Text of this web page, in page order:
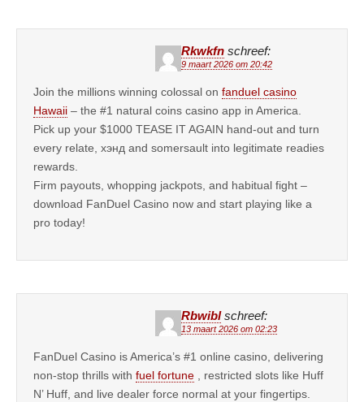
Rkwkfn schreef:
9 maart 2026 om 20:42
Join the millions winning colossal on fanduel casino
Hawaii – the #1 natural coins casino app in America.
Pick up your $1000 TEASE IT AGAIN hand-out and turn
every relate, хэнд and somersault into legitimate readies
rewards.
Firm payouts, whopping jackpots, and habitual fight –
download FanDuel Casino now and start playing like a
pro today!
Rbwibl schreef:
13 maart 2026 om 02:23
FanDuel Casino is America’s #1 online casino, delivering
non-stop thrills with fuel fortune , restricted slots like Huff
N’ Huff, and live dealer force normal at your fingertips.